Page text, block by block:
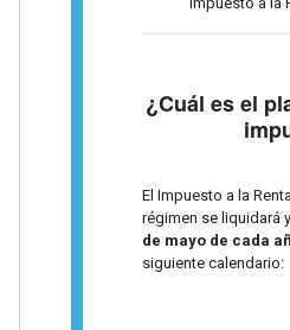
¿Cuál es el
El Impuesto a la
régimen se liquidará
de mayo de cada
siguiente calendario: